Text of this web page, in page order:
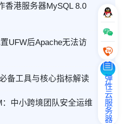
香港服务器MySQL 8.0
UFW后Apache无法访
备工具与核心指标解读
中小跨境团队安全运维
弹性云服务器